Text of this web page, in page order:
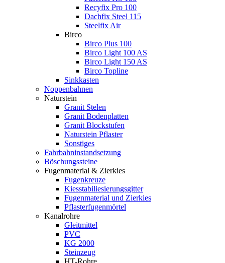
Recyfix Pro 100
Dachfix Steel 115
Steelfix Air
Birco
Birco Plus 100
Birco Light 100 AS
Birco Light 150 AS
Birco Topline
Sinkkasten
Noppenbahnen
Naturstein
Granit Stelen
Granit Bodenplatten
Granit Blockstufen
Naturstein Pflaster
Sonstiges
Fahrbahninstandsetzung
Böschungssteine
Fugenmaterial & Zierkies
Fugenkreuze
Kiesstabiliesierungsgitter
Fugenmaterial und Zierkies
Pflasterfugenmörtel
Kanalrohre
Gleitmittel
PVC
KG 2000
Steinzeug
HT-Rohre